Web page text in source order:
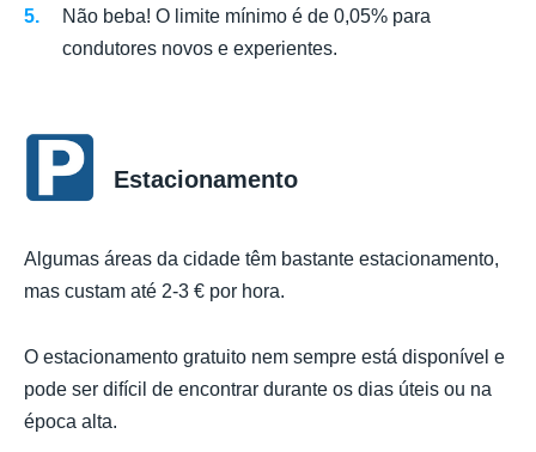
Não beba! O limite mínimo é de 0,05% para
condutores novos e experientes.
Estacionamento
Algumas áreas da cidade têm bastante estacionamento,
mas custam até 2-3 € por hora.
O estacionamento gratuito nem sempre está disponível e
pode ser difícil de encontrar durante os dias úteis ou na
época alta.